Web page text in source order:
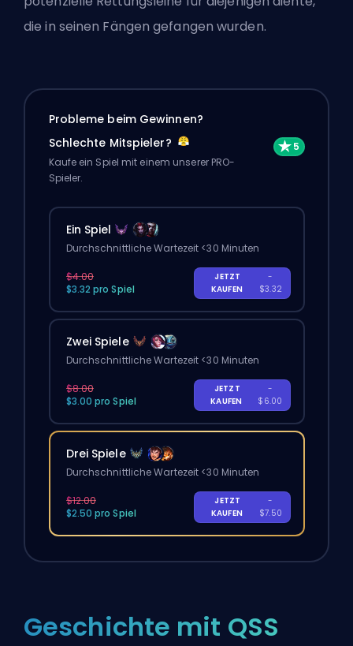
die in seinen Fängen gefangen wurden.
Probleme beim Gewinnen?
Schlechte Mitspieler?
Kaufe ein Spiel mit einem unserer PRO-
Spieler.
Ein Spiel
Durchschnittliche Wartezeit <30 Minuten
$4.00
$3.32 pro Spiel
JETZT
KAUFEN
-
$3.32
Zwei Spiele
Durchschnittliche Wartezeit <30 Minuten
$8.00
$3.00 pro Spiel
JETZT
KAUFEN
-
$6.00
Drei Spiele
Durchschnittliche Wartezeit <30 Minuten
$12.00
$2.50 pro Spiel
JETZT
KAUFEN
-
$7.50
Geschichte mit QSS